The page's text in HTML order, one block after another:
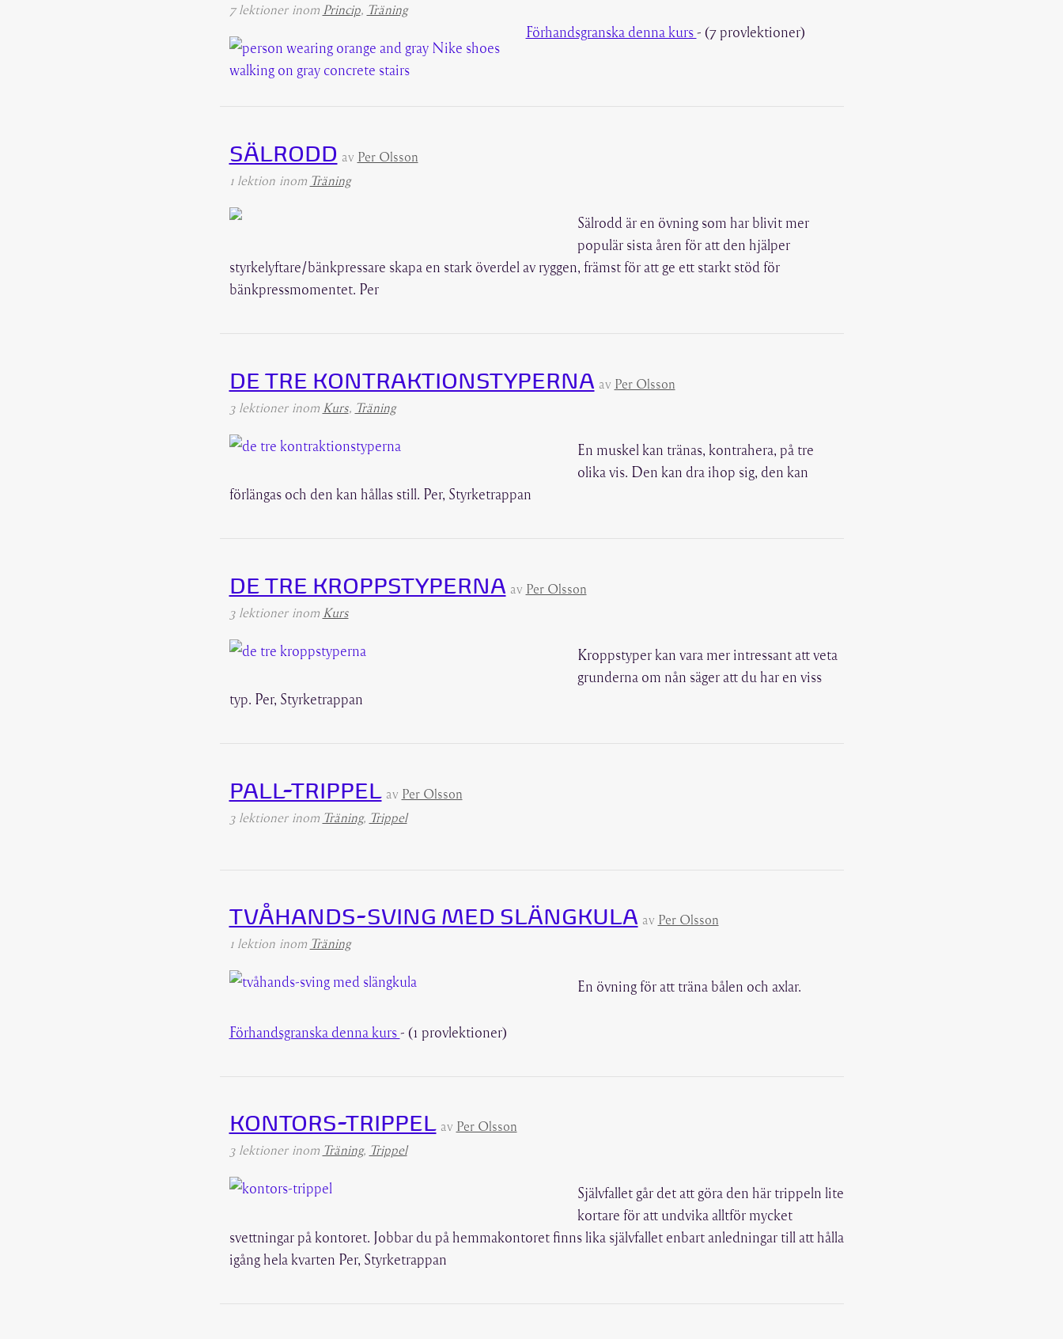
7 lektioner inom Princip, Träning
Förhandsgranska denna kurs- (7 provlektioner)
SÄLRODD av Per Olsson
1 lektion inom Träning
Sälrodd är en övning som har blivit mer
populär sista åren för att den hjälper
styrkelyftare/bänkpressare skapa en stark överdel av ryggen, främst för att ge ett starkt stöd för
bänkpressmomentet. Per
DE TRE KONTRAKTIONSTYPERNA av Per Olsson
3 lektioner inom Kurs, Träning
En muskel kan tränas, kontrahera, på tre
olika vis. Den kan dra ihop sig, den kan
förlängas och den kan hållas still. Per, Styrketrappan
DE TRE KROPPSTYPERNA av Per Olsson
3 lektioner inom Kurs
Kroppstyper kan vara mer intressant att veta
grunderna om nån säger att du har en viss
typ. Per, Styrketrappan
PALL-TRIPPEL av Per Olsson
3 lektioner inom Träning, Trippel
TVÅHANDS-SVING MED SLÄNGKULA av Per Olsson
1 lektion inom Träning
En övning för att träna bålen och axlar.
Förhandsgranska denna kurs- (1 provlektioner)
KONTORS-TRIPPEL av Per Olsson
3 lektioner inom Träning, Trippel
Självfallet går det att göra den här trippeln lite
kortare för att undvika alltför mycket
svettningar på kontoret. Jobbar du på hemmakontoret finns lika självfallet enbart anledningar till att hålla
igång hela kvarten Per, Styrketrappan